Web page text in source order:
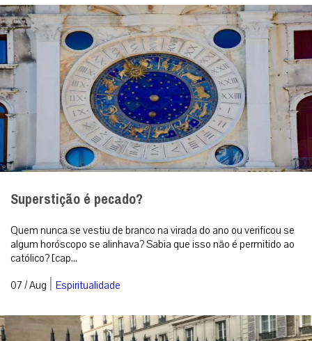
Superstição é pecado?
Quem nunca se vestiu de branco na virada do ano ou verificou se
algum horóscopo se alinhava? Sabia que isso não é permitido ao
católico? [cap...
07 / Aug | Espiritualidade